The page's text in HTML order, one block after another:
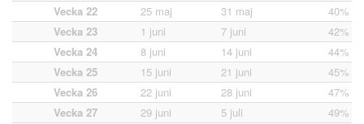
Vecka 22
25 maj 31 maj
40%
Vecka 23
1 juni 7 juni
42%
Vecka 24
8 juni 14 juni
44%
Vecka 25
15 juni 21 juni
45%
Vecka 26
22 juni 28 juni
47%
Vecka 27
29 juni 5 juli
49%